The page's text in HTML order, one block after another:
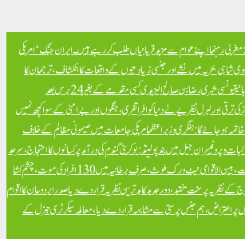
رہنما اپنے عوام سے مزید قربانیاں طلب کر رہے ہیں۔ایران جنگ ‘امریکی
شاہی بحریہ میں نشے اور جنسی زیادتیوں کے واقعات کا انکشاف، ترجمان کا
تیونسی شہری رضا بن صالح الیزیدی کسی مقدمے کے بغیر 24 برس بعد
ترقی اور لبرل نظریے نے دنیا کو افراتفری، جنگوں اور بےامنی کے سوا کچھ نہیں
ہو جائے گا: ہنگری وزیراعظمامریکی جامعات میں صیہونی مظالم کے خلاف
و پروفیسران جیل میں بندپولینڈ: یوکرینی گندم کی درآمد پر کسانوں کا احتجاج، سرحد
خود کشی کے لیے آن لائن سہولت، بین الاقوامی نیٹ ورک ملوث، صرف برطانیہ میں 130 افراد کی موت، چشم کشا
پر سخت تنقید، دور جدید کا بدترین نظریہ قرار دے دیاصدر ایردوعان کا اقوام
پر اعتراض، ہم جنس پرستی سے مشابہہ قرار دے دیا، معاملہ سیکرٹری جنرل کے